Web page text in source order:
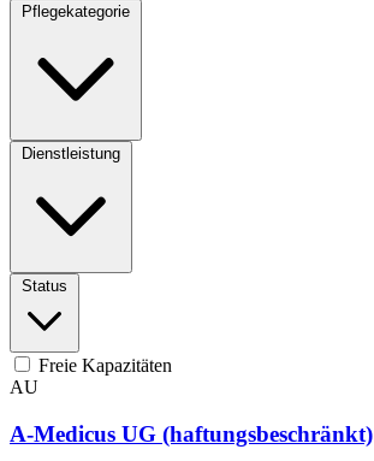
Pflegekategorie
Dienstleistung
Status
Freie Kapazitäten
AU
A-Medicus UG (haftungsbeschränkt)